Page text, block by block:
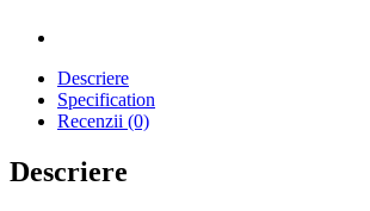
Descriere
Specification
Recenzii (0)
Descriere